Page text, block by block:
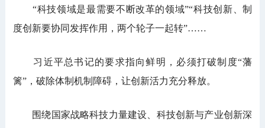
“科技领域是最需要不断改革的领域”“科技创新、制
度创新要协同发挥作用，两个轮子一起转”……
习近平总书记的要求指向鲜明，必须打破制度“藩
篱”，破除体制机制障碍，让创新活力充分释放。
围绕国家战略科技力量建设、科技创新与产业创新深